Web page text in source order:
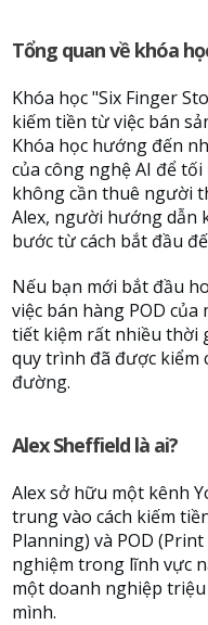
Tổng quan về khóa
Khóa học "Six Finger
kiếm tiền từ việc bán
Khóa học hướng đến
của công nghệ AI để
không cần thuê người
Alex, người hướng dẫn
bước từ cách bắt đầu
Nếu bạn mới bắt đầu
việc bán hàng POD
tiết kiệm rất nhiều thời
quy trình đã được kiểm
đường.
Alex Sheffield là ai?
Alex sở hữu một kênh
trung vào cách kiếm
Planning) và POD
nghiệm trong lĩnh vực
một doanh nghiệp
mình.